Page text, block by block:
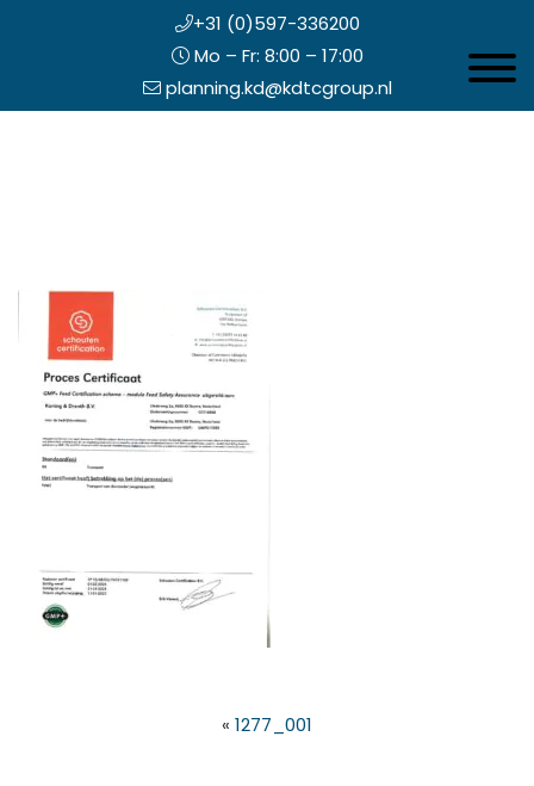
+31 (0)597-336200
Mo – Fr: 8:00 – 17:00
planning.kd@kdtcgroup.nl
« 1277_001